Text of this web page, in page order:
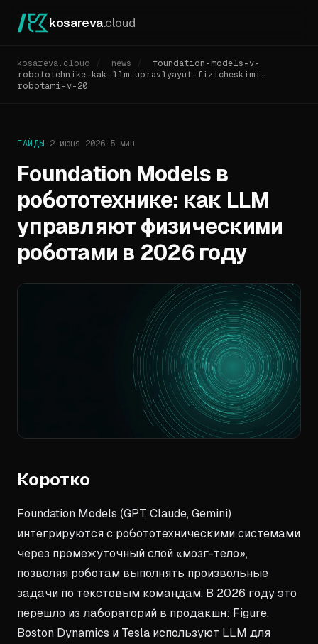
kosareva.cloud
kosareva.cloud / news /
foundation-models-v-
robototehnike-kak-llm-upravlyayut-fizicheskimi-
robotami-v-20
ГАЙДЫ 2 июня 2026 5 мин
Foundation Models в
робототехнике: как LLM
управляют физическими
роботами в 2026 году
Коротко
Foundation Models (GPT, Claude, Gemini)
интегрируются с робототехническими системами
через промежуточный слой «мозг-тело»,
позволяя роботам выполнять произвольные
задачи по текстовым командам. В 2026 году это
перешло из лабораторий в продакшн: Figure,
Boston Dynamics и Tesla используют LLM для